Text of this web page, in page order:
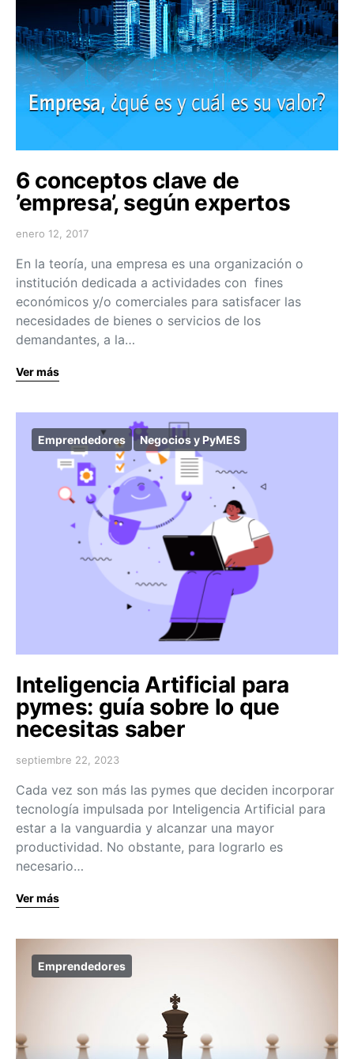
6 conceptos clave de
’empresa’, según expertos
enero 12, 2017
En la teoría, una empresa es una organización o
institución dedicada a actividades con fines
económicos y/o comerciales para satisfacer las
necesidades de bienes o servicios de los
demandantes, a la…
Ver más
Emprendedores Negocios y PyMES
Inteligencia Artificial para
pymes: guía sobre lo que
necesitas saber
septiembre 22, 2023
Cada vez son más las pymes que deciden incorporar
tecnología impulsada por Inteligencia Artificial para
estar a la vanguardia y alcanzar una mayor
productividad. No obstante, para lograrlo es
necesario…
Ver más
Emprendedores